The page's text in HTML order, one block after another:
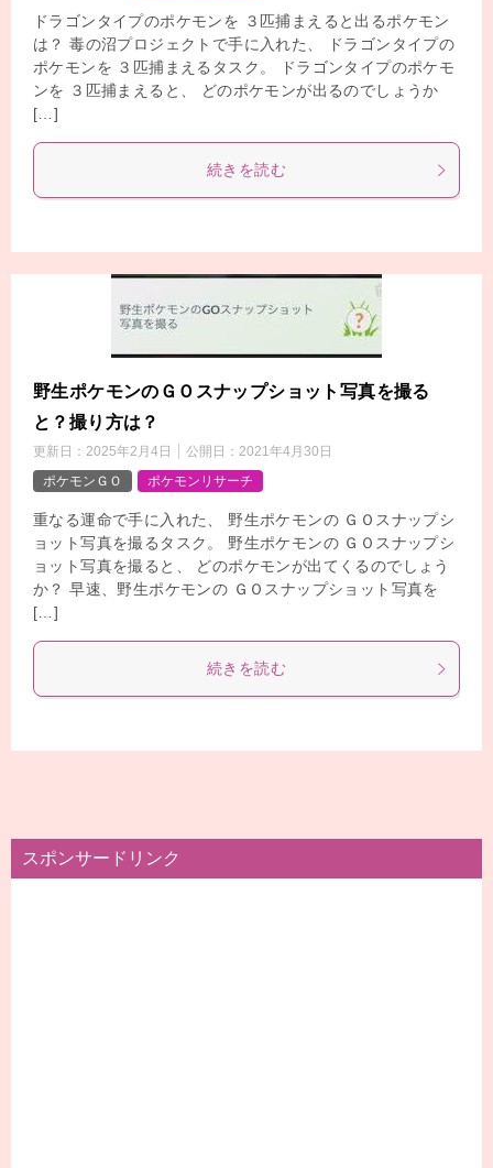
ドラゴンタイプのポケモンを ３匹捕まえると出るポケモン
は？ 毒の沼プロジェクトで手に入れた、 ドラゴンタイプの
ポケモンを ３匹捕まえるタスク。 ドラゴンタイプのポケモ
ンを ３匹捕まえると、 どのポケモンが出るのでしょうか
[…]
続きを読む
野生ポケモンのＧＯスナップショット写真を撮る
と？撮り方は？
更新日： 2025年2月4日 公開日： 2021年4月30日
ポケモンＧＯ
ポケモンリサーチ
重なる運命で手に入れた、 野生ポケモンの ＧＯスナップシ
ョット写真を撮るタスク。 野生ポケモンの ＧＯスナップシ
ョット写真を撮ると、 どのポケモンが出てくるのでしょう
か？ 早速、野生ポケモンの ＧＯスナップショット写真を
[…]
続きを読む
スポンサードリンク